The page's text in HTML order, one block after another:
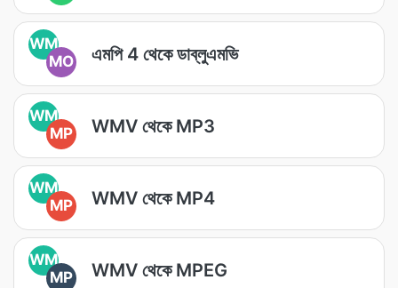
WM
MO
এমপি 4 থেকে ডাব্লুএমভি
WM
MP
WMV থেকে MP3
WM
MP
WMV থেকে MP4
WM
MP
WMV থেকে MPEG